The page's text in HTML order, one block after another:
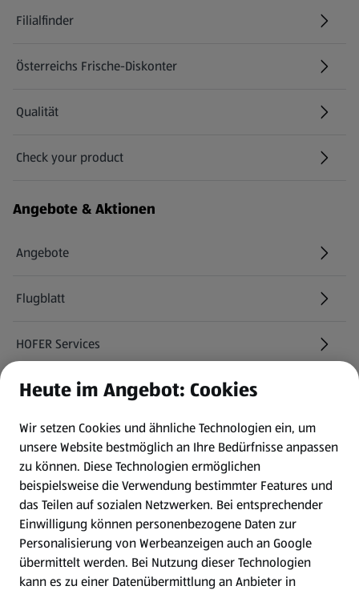
Filialfinder
Österreichs Frische-Diskonter
Qualität
Check your product
(öffnet in einem neuen Tab)
Angebote & Aktionen
Angebote
Flugblatt
HOFER Services
Newsletter
WhatsApp
Gewinnspiele
Mein HOFER. Meine Einkäufe.
Meine Meinung. Mein HOFER.
Heute im Angebot: Cookies
Wir setzen Cookies und ähnliche Technologien ein, um
unsere Website bestmöglich an Ihre Bedürfnisse anpassen
zu können. Diese Technologien ermöglichen
beispielsweise die Verwendung bestimmter Features und
das Teilen auf sozialen Netzwerken. Bei entsprechender
Einwilligung können personenbezogene Daten zur
Personalisierung von Werbeanzeigen auch an Google
übermittelt werden. Bei Nutzung dieser Technologien
kann es zu einer Datenübermittlung an Anbieter in